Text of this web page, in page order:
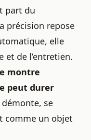
part du
précision repose
elle
et de l’entretien.
montre
peut durer
démonte, se
comme un objet